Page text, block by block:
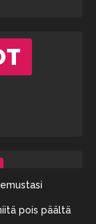
pois päältä